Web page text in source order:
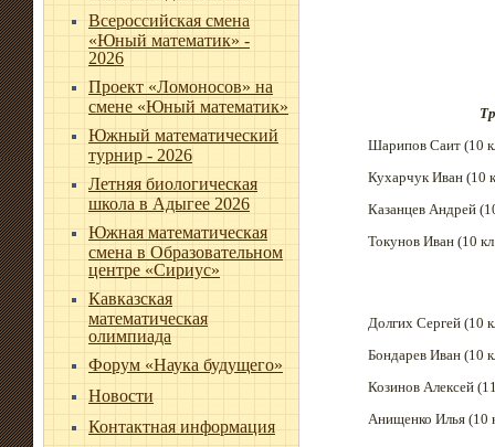
Всероссийская смена
«Юный математик» -
2026
Проект «Ломоносов» на
смене «Юный математик»
Южный математический
турнир - 2026
Летняя биологическая
школа в Адыгее 2026
Южная математическая
смена в Образовательном
центре «Сириус»
Кавказская
математическая
олимпиада
Форум «Наука будущего»
Новости
Контактная информация
Шарипов Саит (10
Кухарчук Иван (10
Казанцев Андрей
Токунов Иван (10
Долгих Сергей (10
Бондарев Иван (10
Козинов Алексей
Анищенко Илья (10